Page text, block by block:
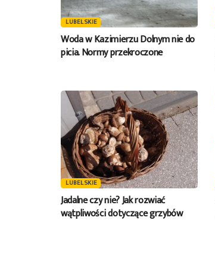
LUBELSKIE
Woda w Kazimierzu Dolnym nie do
picia. Normy przekroczone
LUBELSKIE
Jadalne czy nie? Jak rozwiać
wątpliwości dotyczące grzybów